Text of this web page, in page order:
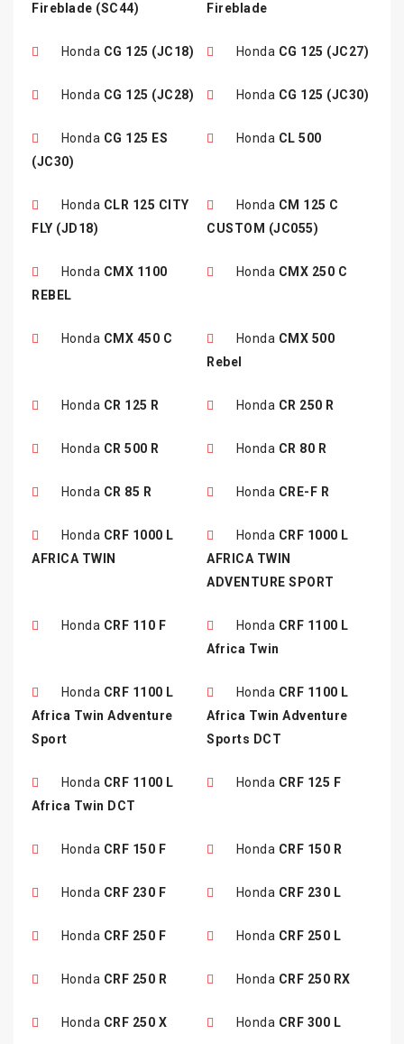
Fireblade (SC44)
Fireblade
Honda CG 125 (JC18) Honda CG 125 (JC27)
Honda CG 125 (JC28) Honda CG 125 (JC30)
Honda CG 125 ES
(JC30)
Honda CL 500
Honda CLR 125 CITY
FLY (JD18)
Honda CM 125 C
CUSTOM (JC055)
Honda CMX 1100
REBEL
Honda CMX 250 C
Honda CMX 450 C Honda CMX 500
Rebel
Honda CR 125 R Honda CR 250 R
Honda CR 500 R Honda CR 80 R
Honda CR 85 R Honda CRE-F R
Honda CRF 1000 L
AFRICA TWIN
Honda CRF 1000 L
AFRICA TWIN
ADVENTURE SPORT
Honda CRF 110 F Honda CRF 1100 L
Africa Twin
Honda CRF 1100 L
Africa Twin Adventure
Sport
Honda CRF 1100 L
Africa Twin Adventure
Sports DCT
Honda CRF 1100 L
Africa Twin DCT
Honda CRF 125 F
Honda CRF 150 F Honda CRF 150 R
Honda CRF 230 F Honda CRF 230 L
Honda CRF 250 F Honda CRF 250 L
Honda CRF 250 R Honda CRF 250 RX
Honda CRF 250 X Honda CRF 300 L